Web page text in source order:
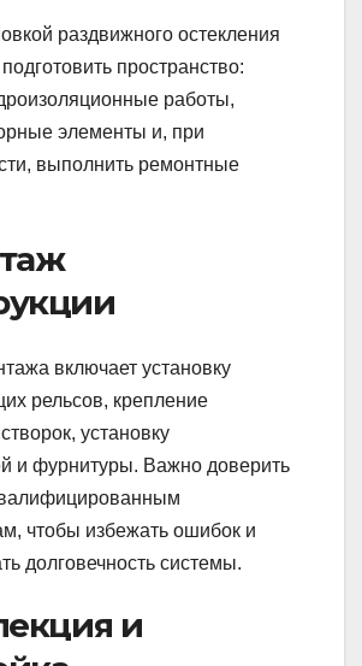
раздвижного остекления
пространство:
работы,
элементы и, при
выполнить ремонтные
включает установку
рельсов, крепление
установку
и фурнитуры. Важно доверить
чтобы избежать ошибок и
долговечность системы.
и